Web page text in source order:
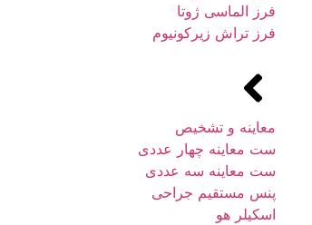
فرز الماسی ژوتا
فرز تراش زیرکونیوم
معاینه و تشخیص
ست معاینه چهار عددی
ست معاینه سه عددی
پنس مستقیم جراحی
اسکیلر هو